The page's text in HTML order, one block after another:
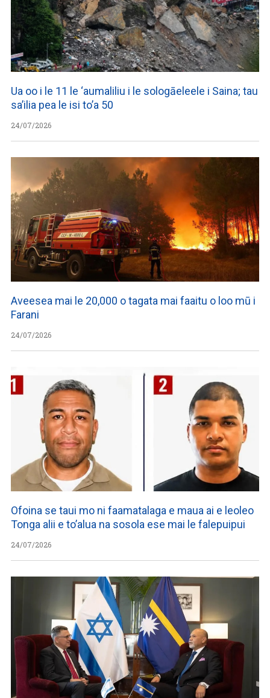
Ua oo i le 11 le ‘aumaliliu i le sologāeleele i Saina; tau
sa’ilia pea le isi to’a 50
24/07/2026
Aveesea mai le 20,000 o tagata mai faaitu o loo mū i
Farani
24/07/2026
Ofoina se taui mo ni faamatalaga e maua ai e leoleo
Tonga alii e to’alua na sosola ese mai le falepuipui
24/07/2026